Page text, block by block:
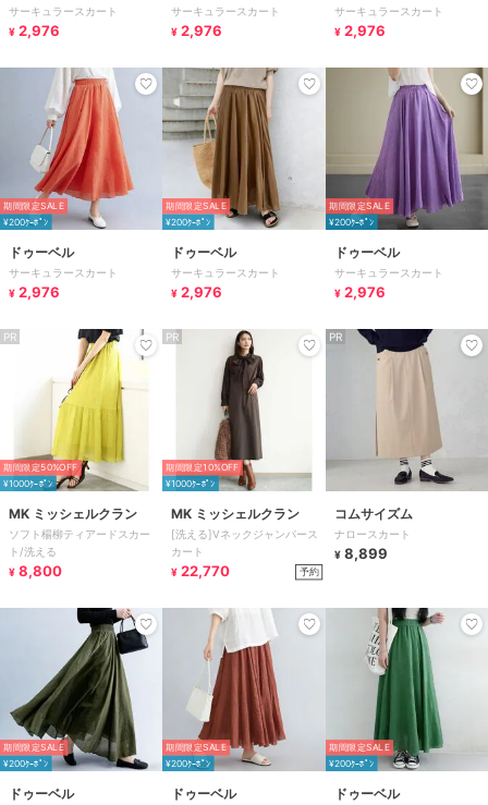
サーキュラースカート
¥ 2,976
サーキュラースカート
¥ 2,976
サーキュラースカート
¥ 2,976
期間限定SALE
¥200ｸｰﾎﾟﾝ
ドゥーベル
サーキュラースカート
¥ 2,976
期間限定SALE
¥200ｸｰﾎﾟﾝ
ドゥーベル
サーキュラースカート
¥ 2,976
期間限定SALE
¥200ｸｰﾎﾟﾝ
ドゥーベル
サーキュラースカート
¥ 2,976
PR
期間限定50%OFF
¥1000ｸｰﾎﾟﾝ
MK ミッシェルクラン
ソフト楊柳ティアードスカー
ト/洗える
¥ 8,800
PR
期間限定10%OFF
¥1000ｸｰﾎﾟﾝ
MK ミッシェルクラン
[洗える]Vネックジャンパース
カート
¥ 22,770 予約
PR
コムサイズム
ナロースカート
¥ 8,899
期間限定SALE
¥200ｸｰﾎﾟﾝ
ドゥーベル
期間限定SALE
¥200ｸｰﾎﾟﾝ
ドゥーベル
期間限定SALE
¥200ｸｰﾎﾟﾝ
ドゥーベル